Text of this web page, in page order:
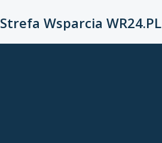
Strefa Wsparcia WR24.PL